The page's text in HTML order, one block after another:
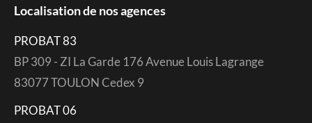
Localisation de nos agences
PROBAT 83
BP 309 - ZI La Garde 176 Avenue Louis Lagrange
83077 TOULON Cedex 9
PROBAT 06